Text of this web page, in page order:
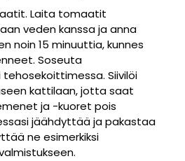
Laita tomaatit
veden kanssa ja anna
noin 15 minuuttia, kunnes
Soseuta
Siivilöi
kattilaan, jotta saat
ja -kuoret pois
jäähdyttää ja pakastaa
ne esimerkiksi